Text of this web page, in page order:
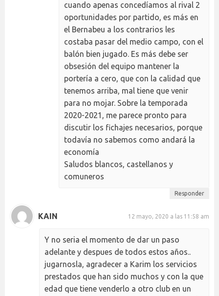
cuando apenas concedíamos al rival 2
oportunidades por partido, es más en
el Bernabeu a los contrarios les
costaba pasar del medio campo, con el
balón bien jugado. Es más debe ser
obsesión del equipo mantener la
portería a cero, que con la calidad que
tenemos arriba, mal tiene que venir
para no mojar. Sobre la temporada
2020-2021, me parece pronto para
discutir los fichajes necesarios, porque
todavía no sabemos como andará la
economía
Saludos blancos, castellanos y
comuneros
Responder
KAIN 12 mayo, 2020 a las 11:58 am
Y no seria el momento de dar un paso
adelante y despues de todos estos años..
jugarnosla, agradecer a Karim los servicios
prestados que han sido muchos y con la que
edad que tiene venderlo a otro club en un